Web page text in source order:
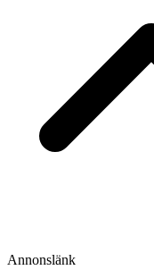
Annonslänk